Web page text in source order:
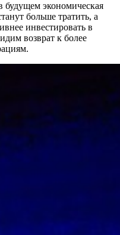
будущем экономическая
больше тратить, а
инвестировать в
возврат к более